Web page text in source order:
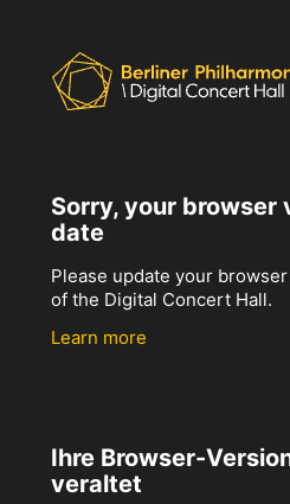
Sorry, your browser
date
Please update your
of the Digital Concert Hall.
Learn more
Ihre Browser-
veraltet